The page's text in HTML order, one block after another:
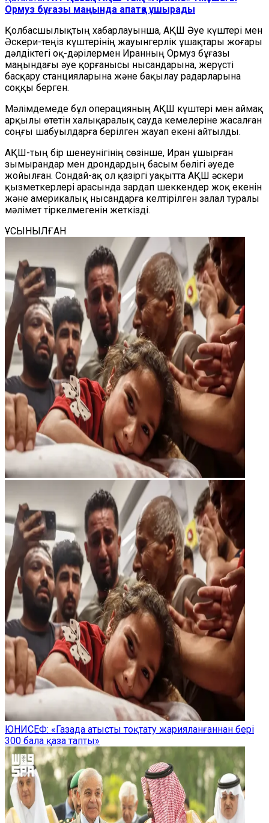
Ормуз бұғазы маңында апатқа ұшырады
Қолбасшылықтың хабарлауынша, АҚШ Әуе күштері мен
Әскери-теңіз күштерінің жауынгерлік ұшақтары жоғары
дәлдіктегі оқ-дәрілермен Иранның Ормуз бұғазы
маңындағы әуе қорғанысы нысандарына, жерүсті
басқару станцияларына және бақылау радарларына
соққы берген.
Мәлімдемеде бұл операцияның АҚШ күштері мен аймақ
арқылы өтетін халықаралық сауда кемелеріне жасалған
соңғы шабуылдарға берілген жауап екені айтылды.
АҚШ-тың бір шенеунігінің сөзінше, Иран ұшырған
зымырандар мен дрондардың басым бөлігі әуеде
жойылған. Сондай-ақ ол қазіргі уақытта АҚШ әскери
қызметкерлері арасында зардап шеккендер жоқ екенін
және америкалық нысандарға келтірілген залал туралы
мәлімет тіркелмегенін жеткізді.
ҰСЫНЫЛҒАН
ЮНИСЕФ: «Газада атысты тоқтату жарияланғаннан бері
300 бала қаза тапты»